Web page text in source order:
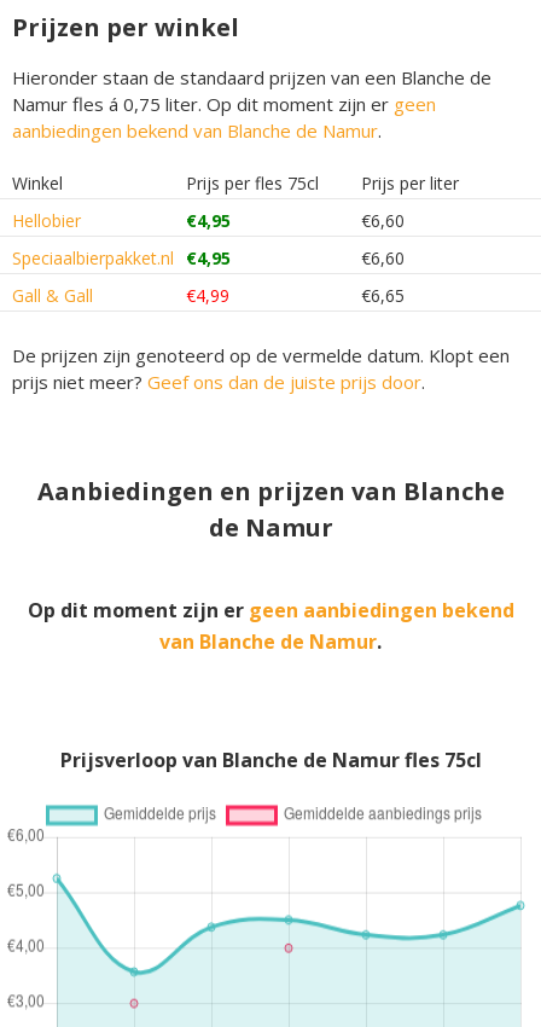
Prijzen per winkel
Hieronder staan de standaard prijzen van een Blanche de
Namur fles á 0,75 liter. Op dit moment zijn er geen
aanbiedingen bekend van Blanche de Namur.
Winkel Prijs per fles 75cl
Prijs per liter
Hellobier
€4,95
€6,60
Speciaalbierpakket.nl
€4,95
€6,60
Gall & Gall
€4,99 €6,65
De prijzen zijn genoteerd op de vermelde datum. Klopt een
prijs niet meer? Geef ons dan de juiste prijs door.
Aanbiedingen en prijzen van Blanche
de Namur
Op dit moment zijn er geen aanbiedingen bekend
van Blanche de Namur.
Prijsverloop van Blanche de Namur fles 75cl